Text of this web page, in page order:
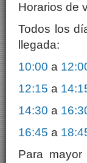
Horarios de
Todos los
llegada:
10:00 a
12:15 a
14:30 a
16:45 a
Para